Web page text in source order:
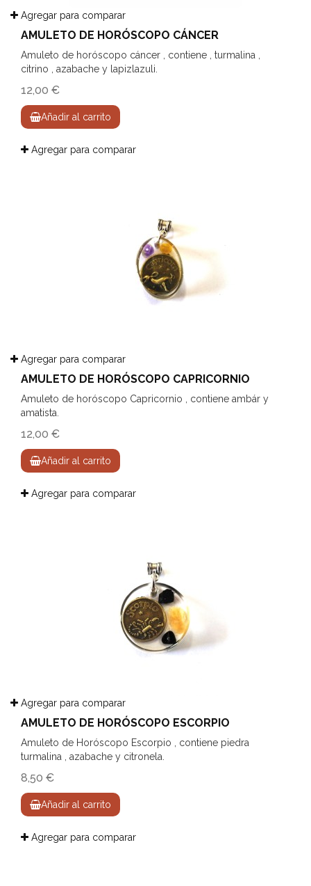
Agregar para comparar
AMULETO DE HORÓSCOPO CÁNCER
Amuleto de horóscopo cáncer , contiene , turmalina ,
citrino , azabache y lapizlazuli.
12,00 €
Añadir al carrito
Agregar para comparar
Agregar para comparar
AMULETO DE HORÓSCOPO CAPRICORNIO
Amuleto de horóscopo Capricornio , contiene ambár y
amatista.
12,00 €
Añadir al carrito
Agregar para comparar
Agregar para comparar
AMULETO DE HORÓSCOPO ESCORPIO
Amuleto de Horóscopo Escorpio , contiene piedra
turmalina , azabache y citronela.
8,50 €
Añadir al carrito
Agregar para comparar